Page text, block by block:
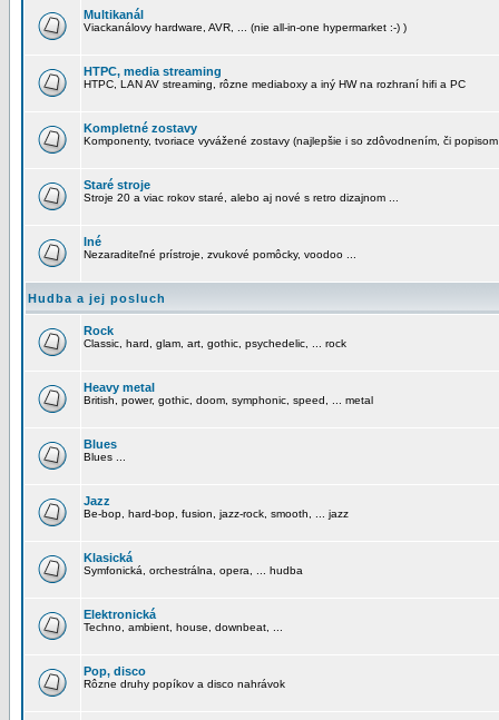
Multikanál
Viackanálovy hardware, AVR, ... (nie all-in-one hypermarket :-) )
HTPC, media streaming
HTPC, LAN AV streaming, rôzne mediaboxy a iný HW na rozhraní hifi a PC
Kompletné zostavy
Komponenty, tvoriace vyvážené zostavy (najlepšie i so zdôvodnením, či
Staré stroje
Stroje 20 a viac rokov staré, alebo aj nové s retro dizajnom ...
Iné
Nezaraditeľné prístroje, zvukové pomôcky, voodoo ...
Hudba a jej posluch
Rock
Classic, hard, glam, art, gothic, psychedelic, ... rock
Heavy metal
British, power, gothic, doom, symphonic, speed, ... metal
Blues
Blues ...
Jazz
Be-bop, hard-bop, fusion, jazz-rock, smooth, ... jazz
Klasická
Symfonická, orchestrálna, opera, ... hudba
Elektronická
Techno, ambient, house, downbeat, ...
Pop, disco
Rôzne druhy popíkov a disco nahrávok